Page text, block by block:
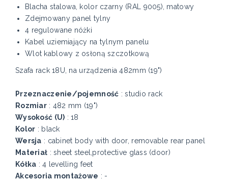
Blacha stalowa, kolor czarny (RAL 9005), matowy
Zdejmowany panel tylny
4 regulowane nóżki
Kabel uziemiający na tylnym panelu
Wlot kablowy z osłoną szczotkową
Szafa rack 18U, na urządzenia 482mm (19")
Przeznaczenie/pojemność : studio rack
Rozmiar: 482 mm (19")
Wysokość (U) : 18
Kolor : black
Wersja : cabinet body with door, removable rear panel
Materiał : sheet steel,protective glass (door)
Kółka : 4 levelling feet
Akcesoria montażowe : -